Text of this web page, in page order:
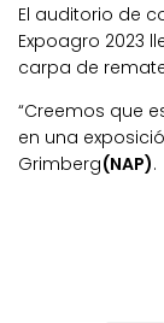
El auditorio de
Expoagro 2023
carpa de
“Creemos que
en una
Grimberg(NAP).